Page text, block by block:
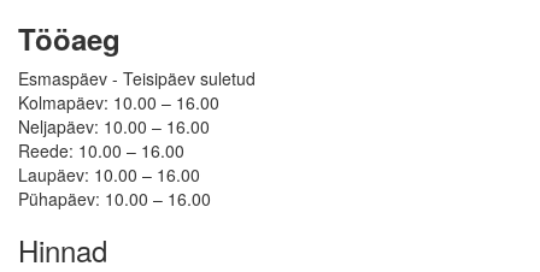
Tööaeg
Esmaspäev - Teisipäev suletud
Kolmapäev: 10.00 – 16.00
Neljapäev: 10.00 – 16.00
Reede: 10.00 – 16.00
Laupäev: 10.00 – 16.00
Pühapäev: 10.00 – 16.00
Hinnad